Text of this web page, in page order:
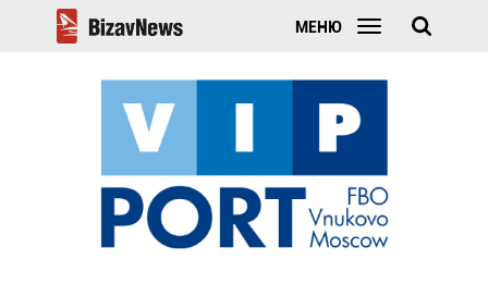
МЕНЮ